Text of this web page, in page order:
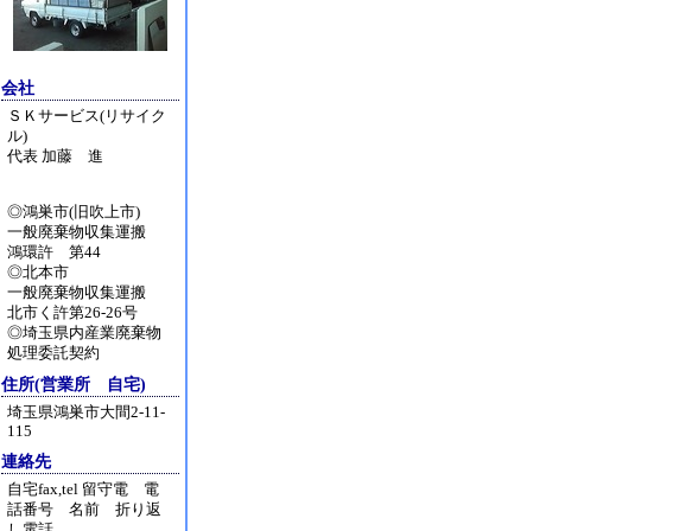
会社
ＳＫサービス(リサイク
ル)
代表 加藤 進
◎鴻巣市(旧吹上市)
一般廃棄物収集運搬
鴻環許 第44
◎北本市
一般廃棄物収集運搬
北市く許第26-26号
◎埼玉県内産業廃棄物
処理委託契約
住所(営業所 自宅)
埼玉県鴻巣市大間2-11-
115
連絡先
自宅fax,tel 留守電 電
話番号 名前 折り返